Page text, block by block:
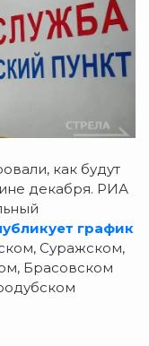
как будут
декабря. РИА
график
Суражском,
Брасовском